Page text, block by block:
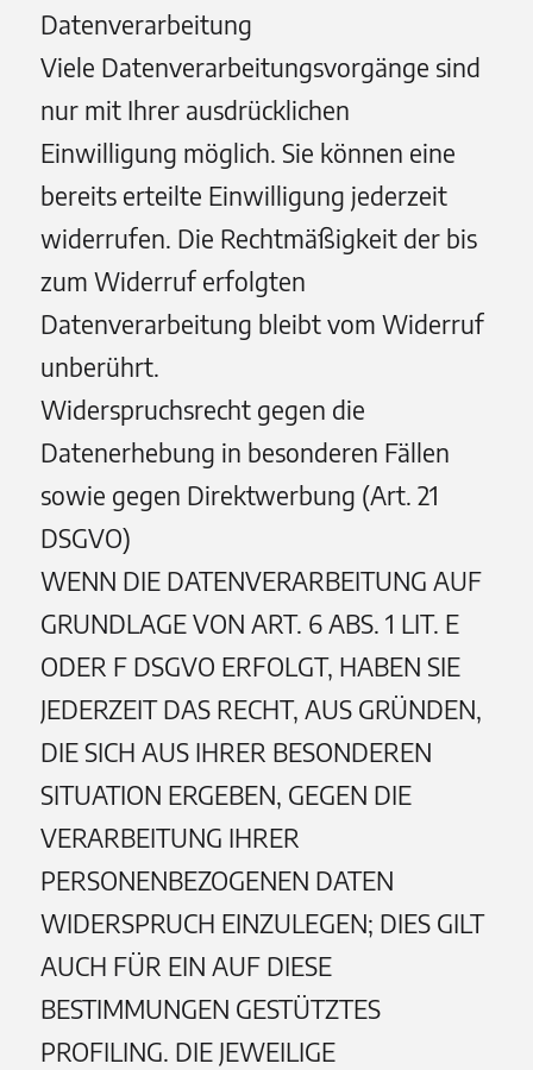
Datenverarbeitung
Viele Datenverarbeitungsvorgänge sind
nur mit Ihrer ausdrücklichen
Einwilligung möglich. Sie können eine
bereits erteilte Einwilligung jederzeit
widerrufen. Die Rechtmäßigkeit der bis
zum Widerruf erfolgten
Datenverarbeitung bleibt vom Widerruf
unberührt.
Widerspruchsrecht gegen die
Datenerhebung in besonderen Fällen
sowie gegen Direktwerbung (Art. 21
DSGVO)
WENN DIE DATENVERARBEITUNG AUF
GRUNDLAGE VON ART. 6 ABS. 1 LIT. E
ODER F DSGVO ERFOLGT, HABEN SIE
JEDERZEIT DAS RECHT, AUS GRÜNDEN,
DIE SICH AUS IHRER BESONDEREN
SITUATION ERGEBEN, GEGEN DIE
VERARBEITUNG IHRER
PERSONENBEZOGENEN DATEN
WIDERSPRUCH EINZULEGEN; DIES GILT
AUCH FÜR EIN AUF DIESE
BESTIMMUNGEN GESTÜTZTES
PROFILING. DIE JEWEILIGE